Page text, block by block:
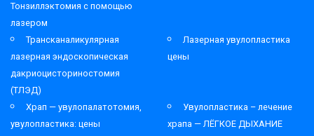
Тонзиллэктомия с помощью
лазером
Трансканаликулярная
лазерная эндоскопическая
дакриоцисториностомия
(ТЛЭД)
Лазерная увулопластика
цены
Храп — увулопалатотомия,
увулопластика: цены
Увулопластика – лечение
храпа — ЛЁГКОЕ ДЫХАНИЕ